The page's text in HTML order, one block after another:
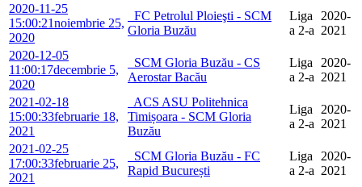
2020-11-25
15:00:21noiembrie 25,
2020
FC Petrolul Ploieşti - SCM
Gloria Buzău
Liga
a 2-a
2020-
2021
2020-12-05
11:00:17decembrie 5,
2020
SCM Gloria Buzău - CS
Aerostar Bacău
Liga
a 2-a
2020-
2021
2021-02-18
15:00:33februarie 18,
2021
ACS ASU Politehnica
Timișoara - SCM Gloria
Buzău
Liga
a 2-a
2020-
2021
2021-02-25
17:00:33februarie 25,
2021
SCM Gloria Buzău - FC
Rapid București
Liga
a 2-a
2020-
2021